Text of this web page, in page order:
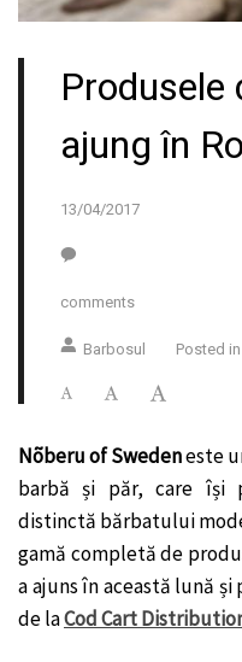
Produsele
ajung în
13/04/2017
comments
Barbosul Posted in
Nõberu of Swedeneste
barbă și păr, care își
distinctă bărbatului
gamă completă de
a ajuns în această lună
de laCod Cart